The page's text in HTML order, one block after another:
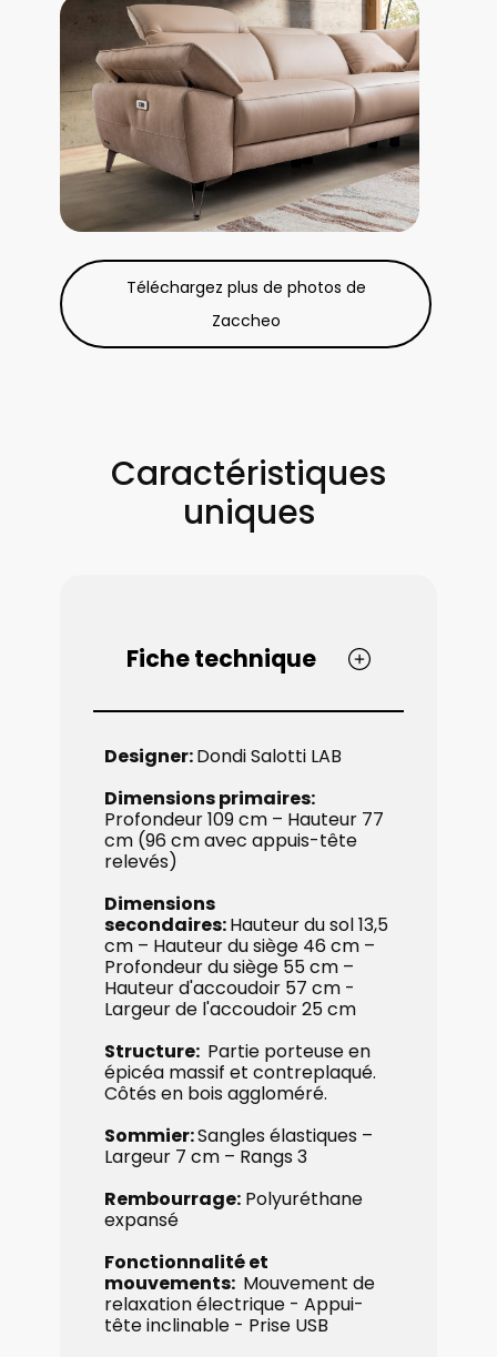
Téléchargez plus de photos de
Zaccheo
Caractéristiques
uniques
Fiche technique
Designer:Dondi Salotti LAB
Dimensions primaires:
Profondeur 109 cm – ​Hauteur 77
cm (96 cm ​avec appuis-tête
relevés)
Dimensions
secondaires:Hauteur du sol 13,5
cm – ​Hauteur du siège 46 cm –
Profondeur du siège 55 cm – ​
Hauteur d'accoudoir 57 cm -
Largeur de l'accoudoir 25 cm
Structure: Partie porteuse en
épicéa massif et contreplaqué.
Côtés en bois aggloméré.
Sommier:Sangles ​élastiques –
Largeur 7 cm – Rangs 3
Rembourrage: ​Polyuréthane
expansé
Fonctionnalité et ​
mouvements: Mouvement de
relaxation électrique - Appui-
tête inclinable - Prise USB